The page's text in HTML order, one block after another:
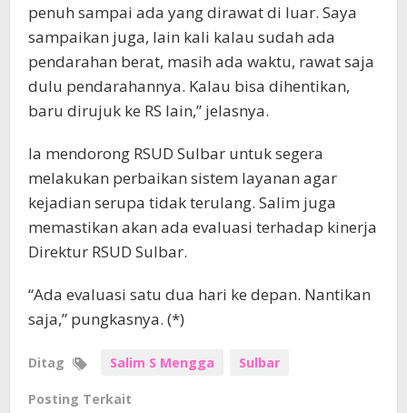
penuh sampai ada yang dirawat di luar. Saya
sampaikan juga, lain kali kalau sudah ada
pendarahan berat, masih ada waktu, rawat saja
dulu pendarahannya. Kalau bisa dihentikan,
baru dirujuk ke RS lain,” jelasnya.
Ia mendorong RSUD Sulbar untuk segera
melakukan perbaikan sistem layanan agar
kejadian serupa tidak terulang. Salim juga
memastikan akan ada evaluasi terhadap kinerja
Direktur RSUD Sulbar.
“Ada evaluasi satu dua hari ke depan. Nantikan
saja,” pungkasnya. (*)
Ditag Salim S Mengga Sulbar
Posting Terkait